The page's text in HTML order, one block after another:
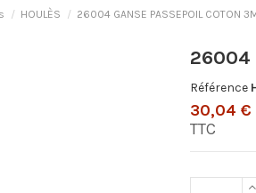
HOULÈS 26004 GANSE PASSEPOIL COTON
26004
Référence
30,04 €
TTC